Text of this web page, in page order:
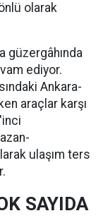
olarak
güzergâhında
ediyor.
Ankara-
araçlar karşı
ulaşım ters
SAYIDA